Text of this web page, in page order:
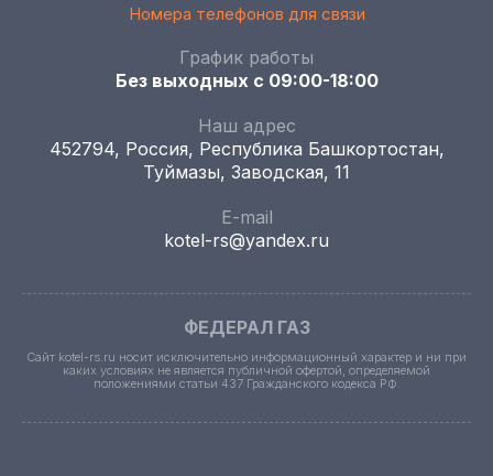
Номера телефонов для связи
График работы
Без выходных с 09:00-18:00
Наш адрес
452794, Россия, Республика Башкортостан,
Туймазы, Заводская, 11
E-mail
kotel-rs@yandex.ru
ФЕДЕРАЛ ГАЗ
Сайт kotel-rs.ru носит исключительно информационный характер и ни при
каких условиях не является публичной офертой, определяемой
положениями статьи 437 Гражданского кодекса РФ.